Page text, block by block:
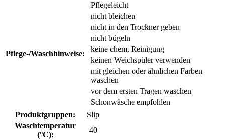
Pflege-/Waschhinweise:
Pflegeleicht
nicht bleichen
nicht in den Trockner geben
nicht bügeln
keine chem. Reinigung
keinen Weichspüler verwenden
mit gleichen oder ähnlichen Farben
waschen
vor dem ersten Tragen waschen
Schonwäsche empfohlen
Produktgruppen:
Slip
Waschtemperatur
(°C):
40